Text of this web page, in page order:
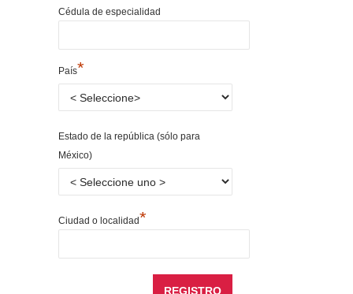
Cédula de especialidad
País*
Estado de la república (sólo para
México)
Ciudad o localidad*